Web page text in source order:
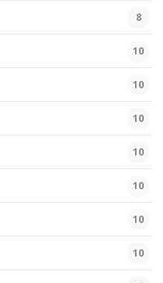
8
10
10
10
10
10
10
10